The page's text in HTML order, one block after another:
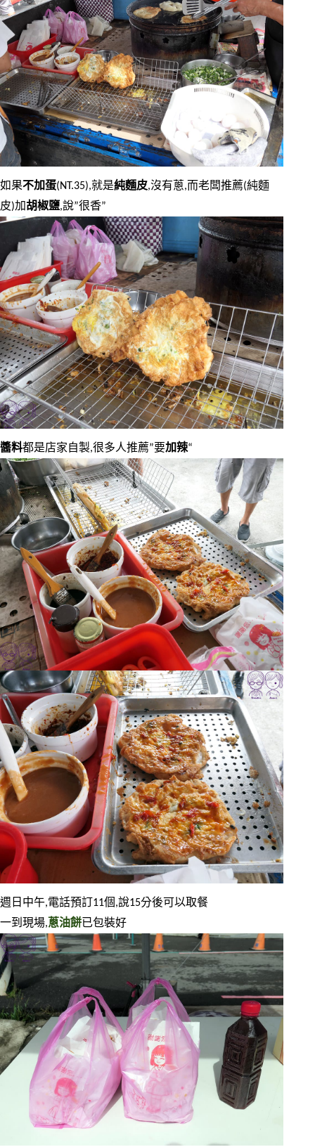
如果不加蛋(NT.35),就是純麵皮,沒有蔥,而老闆推薦(純麵
皮)加胡椒鹽,說”很香”
醬料都是店家自製,很多人推薦”要加辣“
週日中午,電話預訂11個,說15分後可以取餐
一到現場,蔥油餅已包裝好